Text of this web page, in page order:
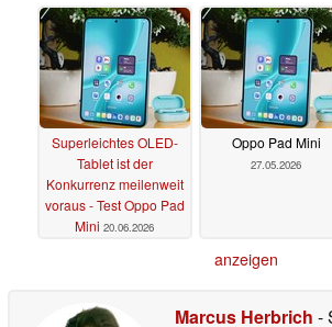
liefert Details zum
globalen Launch und
Akkukapazität23.06.2026
haben
über ein
gewartet
Superleichtes OLED-
Mini 20.06.2026
27.05.2026